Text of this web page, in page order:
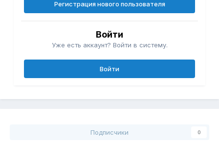
Регистрация нового пользователя
Войти
Уже есть аккаунт? Войти в систему.
Войти
Подписчики 0